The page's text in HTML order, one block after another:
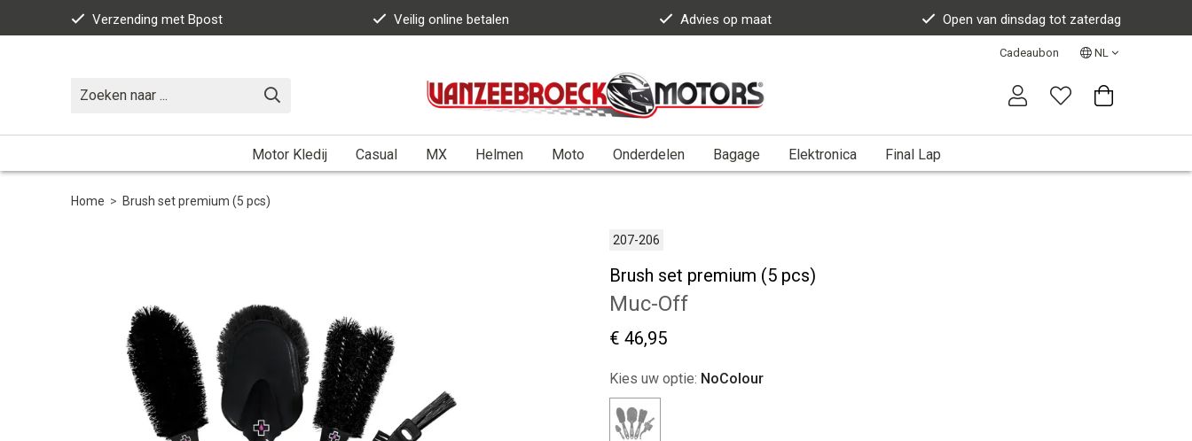
Verzending met Bpost Veilig online betalen Advies op maat Open van dinsdag tot zaterdag
Cadeaubon NL
Motor Kledij Casual MX Helmen Moto Onderdelen Bagage Elektronica Final Lap
Home > Brush set premium (5 pcs)
207-206
Brush set premium (5 pcs)
Muc-Off
€ 46,95
Kies uw optie: NoColour